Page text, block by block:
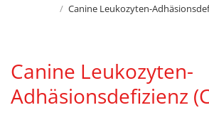
Canine Leukozyten-
Canine Leukozyten-
Adhäsionsdefizienz